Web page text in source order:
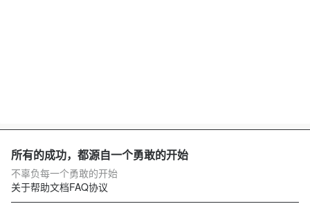
所有的成功，都源自一个勇敢的开始
不辜负每一个勇敢的开始
关于帮助文档FAQ协议